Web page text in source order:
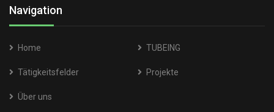
Navigation
Home TUBEING
Tätigkeitsfelder Projekte
Über uns